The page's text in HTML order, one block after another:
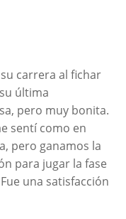
carrera al fichar
última
pero muy bonita.
sentí como en
pero ganamos la
para jugar la fase
una satisfacción